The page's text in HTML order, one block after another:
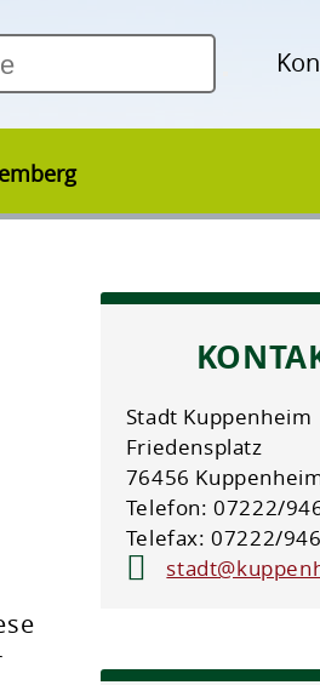
Stadt Kuppenheim
Friedensplatz
76456
Telefon: 07222/
Telefax: 07222/